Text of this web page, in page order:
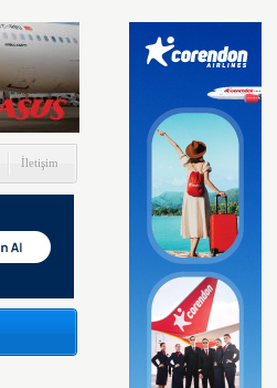
İletişim